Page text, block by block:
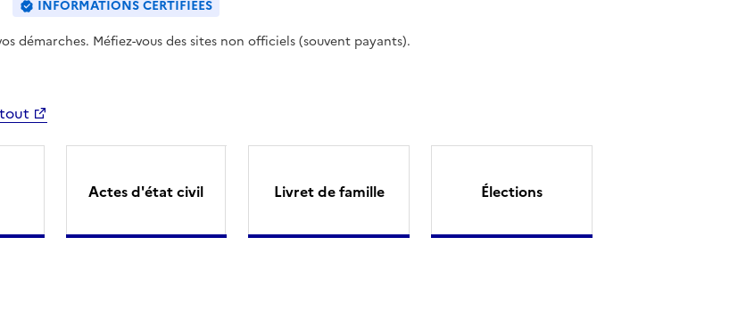
INFORMATIONS CERTIFIÉES
démarches. Méfiez-vous des sites non officiels (souvent payants).
Actes d'état civil Livret de famille Élections